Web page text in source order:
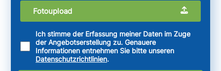
Fotoupload
Ich stimme der Erfassung meiner Daten im Zuge
der Angebotserstellung zu. Genauere
Informationen entnehmen Sie bitte unseren
Datenschutzrichtlinien.